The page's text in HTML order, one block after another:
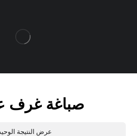
صباغة غرف
عرض النتيجة